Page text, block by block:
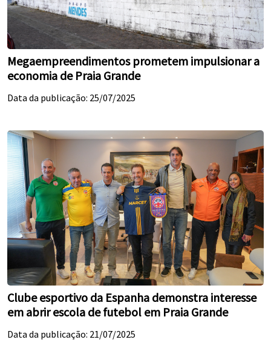
Megaempreendimentos prometem impulsionar a
economia de Praia Grande
Data da publicação: 25/07/2025
Clube esportivo da Espanha demonstra interesse
em abrir escola de futebol em Praia Grande
Data da publicação: 21/07/2025